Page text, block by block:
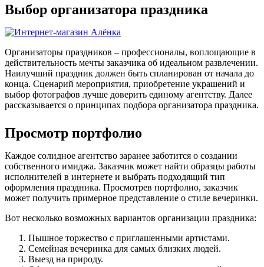
Выбор организатора праздника
Организаторы праздников – профессионалы, воплощающие в
действительность мечты заказчика об идеальном развлечении.
Наилучший праздник должен быть спланирован от начала до
конца. Сценарий мероприятия, приобретение украшений и
выбор фотографов лучше доверить единому агентству. Далее
рассказывается о принципах подбора организатора праздника.
Просмотр портфолио
Каждое солидное агентство заранее заботится о создании
собственного имиджа. Заказчик может найти образцы работы
исполнителей в интернете и выбрать подходящий тип
оформления праздника. Просмотрев портфолио, заказчик
может получить примерное представление о стиле вечеринки.
Вот несколько возможных вариантов организации праздника:
Пышное торжество с приглашенными артистами.
Семейная вечеринка для самых близких людей.
Выезд на природу.